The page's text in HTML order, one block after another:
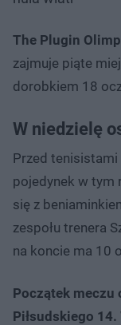
The Plugin
zajmuje piąte
dorobkiem 18
W niedzielę
Przed
pojedynek w tym
się z
zespołu trenera
na koncie ma 10
Początek meczu
Piłsudskiego